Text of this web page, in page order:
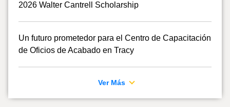
2026 Walter Cantrell Scholarship
Un futuro prometedor para el Centro de Capacitación
de Oficios de Acabado en Tracy
Ver Más